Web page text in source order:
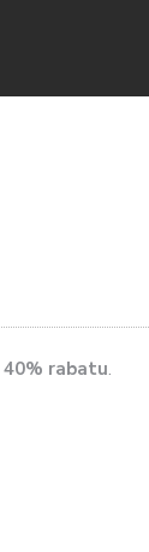
40% rabatu.